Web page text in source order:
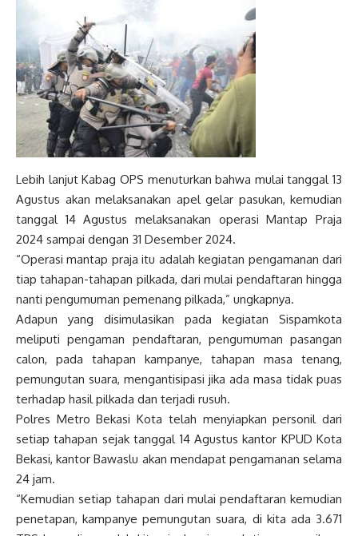
Lebih lanjut Kabag OPS menuturkan bahwa mulai tanggal 13
Agustus akan melaksanakan apel gelar pasukan, kemudian
tanggal 14 Agustus melaksanakan operasi Mantap Praja
2024 sampai dengan 31 Desember 2024.
“Operasi mantap praja itu adalah kegiatan pengamanan dari
tiap tahapan-tahapan pilkada, dari mulai pendaftaran hingga
nanti pengumuman pemenang pilkada,” ungkapnya.
Adapun yang disimulasikan pada kegiatan Sispamkota
meliputi pengaman pendaftaran, pengumuman pasangan
calon, pada tahapan kampanye, tahapan masa tenang,
pemungutan suara, mengantisipasi jika ada masa tidak puas
terhadap hasil pilkada dan terjadi rusuh.
Polres Metro Bekasi Kota telah menyiapkan personil dari
setiap tahapan sejak tanggal 14 Agustus kantor KPUD Kota
Bekasi, kantor Bawaslu akan mendapat pengamanan selama
24 jam.
“Kemudian setiap tahapan dari mulai pendaftaran kemudian
penetapan, kampanye pemungutan suara, di kita ada 3.671